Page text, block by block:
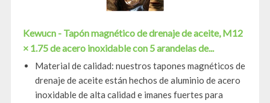
Kewucn - Tapón magnético de drenaje de aceite, M12
× 1.75 de acero inoxidable con 5 arandelas de...
Material de calidad: nuestros tapones magnéticos de
drenaje de aceite están hechos de aluminio de acero
inoxidable de alta calidad e imanes fuertes para